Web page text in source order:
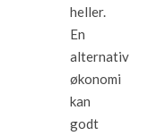
heller.
En
alternativ
økonomi
kan
godt